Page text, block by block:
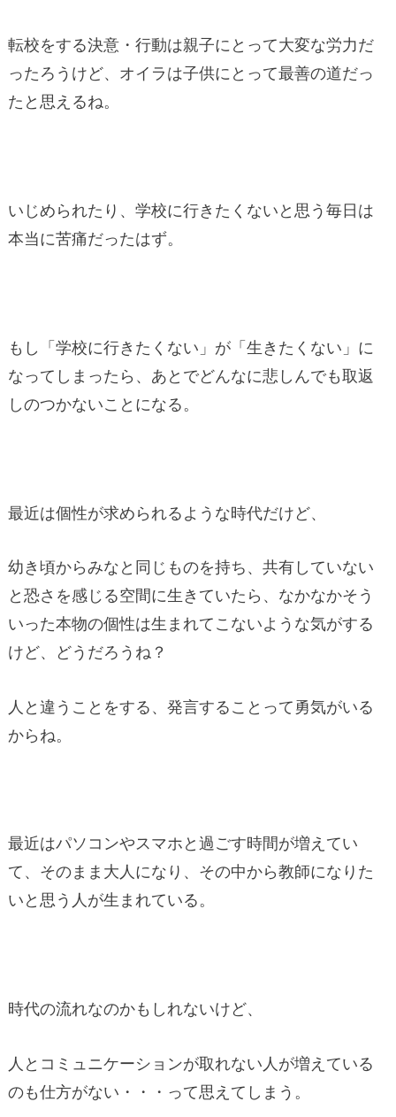
転校をする決意・行動は親子にとって大変な労力だ
ったろうけど、オイラは子供にとって最善の道だっ
たと思えるね。
いじめられたり、学校に行きたくないと思う毎日は
本当に苦痛だったはず。
もし「学校に行きたくない」が「生きたくない」に
なってしまったら、あとでどんなに悲しんでも取返
しのつかないことになる。
最近は個性が求められるような時代だけど、
幼き頃からみなと同じものを持ち、共有していない
と恐さを感じる空間に生きていたら、なかなかそう
いった本物の個性は生まれてこないような気がする
けど、どうだろうね？
人と違うことをする、発言することって勇気がいる
からね。
最近はパソコンやスマホと過ごす時間が増えてい
て、そのまま大人になり、その中から教師になりた
いと思う人が生まれている。
時代の流れなのかもしれないけど、
人とコミュニケーションが取れない人が増えている
のも仕方がない・・・って思えてしまう。